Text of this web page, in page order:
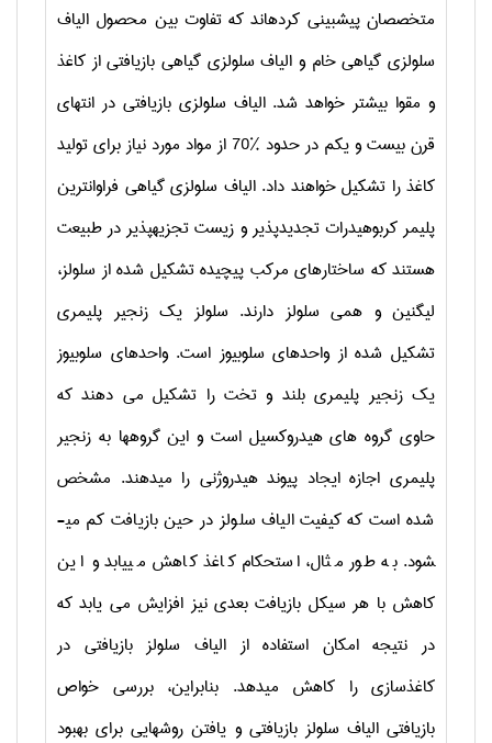
متخصصان پیش­بینی کرده­اند که تفاوت بین محصول الیاف
سلولزی گیاهی خام و الیاف سلولزی گیاهی بازیافتی از کاغذ
و مقوا بیشتر خواهد شد. الیاف سلولزی بازیافتی در انتهای
قرن بیست و یکم در حدود %70 از مواد مورد نیاز برای تولید
کاغذ را تشکیل خواهند داد. الیاف سلولزی گیاهی فراوان­ترین
پلیمر کربوهیدرات تجدید­پذیر و زیست تجزیه­پذیر در طبیعت
هستند که ساختارهای مرکب پیچیده تشکیل شده از سلولز،
لیگنین و همی سلولز دارند. سلولز یک زنجیر پلیمری
تشکیل شده از واحدهای سلوبیوز است. واحدهای سلوبیوز
یک زنجیر پلیمری بلند و تخت را تشکیل می­ دهند که
حاوی گروه ­های هیدروکسیل است و این گروه­ها به زنجیر
پلیمری اجازه ایجاد پیوند هیدروژنی را می­دهند. مشخص
شده است که کیفیت الیاف سلولز در حین بازیافت کم می­
شود. به طور مثال، استحکام کاغذ کاهش می­یابد و این
کاهش با هر سیکل بازیافت بعدی نیز افزایش می­ یابد که
در نتیجه امکان استفاده از الیاف سلولز بازیافتی در
کاغذسازی را کاهش می­دهد. بنابراین، بررسی خواص
بازیافتی الیاف سلولز بازیافتی و یافتن روش­هایی برای بهبود